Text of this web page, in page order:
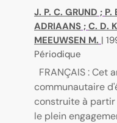
J. P. C. GRUND ; P.
ADRIAANS ; C. D.
MEEUWSEN M. |
Périodique
FRANÇAIS :
communautaire
construite à
le plein